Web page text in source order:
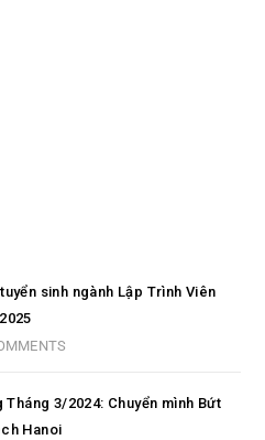
sinh ngành Lập Trình Viên
Tháng 3/2024: Chuyển mình Bứt
Hanoi